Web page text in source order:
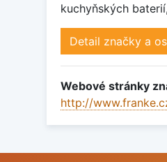
kuchyňských
Detail značky a
Webové stránky
http://